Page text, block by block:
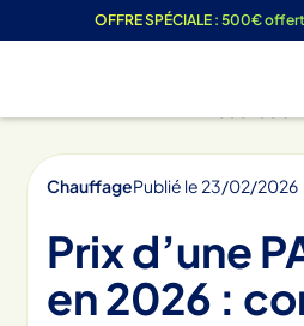
OFFRE SPÉCIALE : 500€
ChauffagePublié le 23/02/2026
Prix d’une
en 2026 :